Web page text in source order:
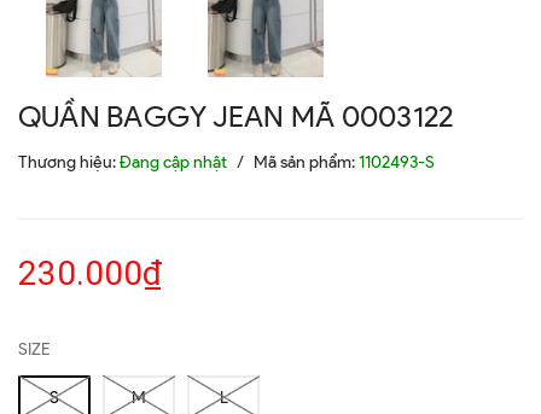
QUẦN BAGGY JEAN MÃ 0003122
Thương hiệu:Đang cập nhật / Mã sản phẩm:1102493-S
230.000₫
SIZE
S M L